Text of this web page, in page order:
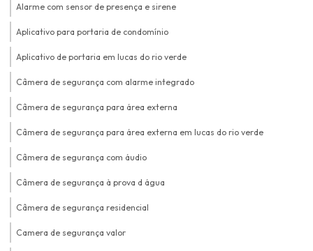
Alarme com sensor de presença e sirene
Aplicativo para portaria de condomínio
Aplicativo de portaria em lucas do rio verde
Câmera de segurança com alarme integrado
Câmera de segurança para área externa
Câmera de segurança para área externa em lucas do rio verde
Câmera de segurança com áudio
Câmera de segurança à prova d água
Câmera de segurança residencial
Camera de segurança valor